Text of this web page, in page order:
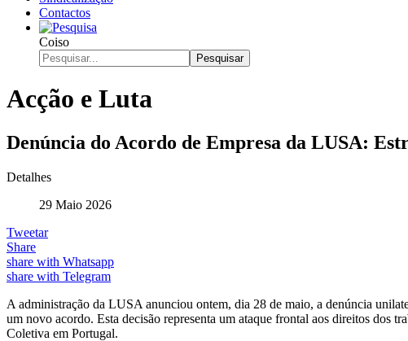
Contactos
Coiso
Pesquisar
Acção e Luta
Denúncia do Acordo de Empresa da LUSA:
Detalhes
29 Maio 2026
Tweetar
Share
share with Whatsapp
share with Telegram
A administração da LUSA anunciou ontem, dia 28 de maio, a denúncia
um novo acordo. Esta decisão representa um ataque frontal aos direitos dos
Coletiva em Portugal.